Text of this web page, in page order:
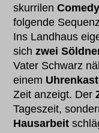
skurrilen
folgende
Ins Landhaus
sichzwei
Vater Schwarz
einem
Zeit anzeigt. Der
Tageszeit,
Hausarbeit